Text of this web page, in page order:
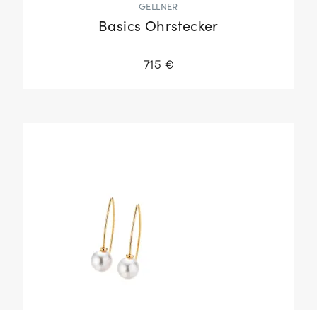
GELLNER
Basics Ohrstecker
715 €